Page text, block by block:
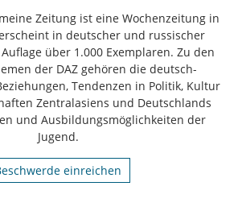
Zeitung ist eine Wochenzeitung in
in deutscher und russischer
über 1.000 Exemplaren. Zu den
der DAZ gehören die deutsch-
Tendenzen in Politik, Kultur
Zentralasiens und Deutschlands
und Ausbildungsmöglichkeiten der
Jugend.
einreichen